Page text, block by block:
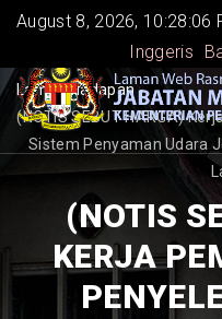
Skip
main
content
August 8, 2026, 10:28:06
Inggeris
BREADCRUMB
Laman Hadapan -
(NOTIS SEBUT HARGA)
Sistem Penyaman Udara
(NOTIS
KERJA